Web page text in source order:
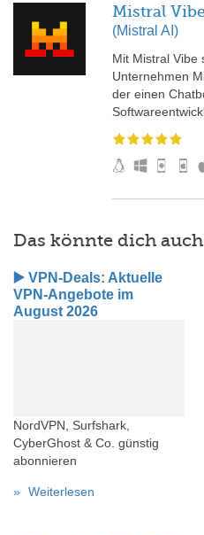
Mistral
(Mistral AI)
Mit Mistral Vibe
Unternehmen
der einen
Das könnte dich
▶️ VPN-Deals: Aktuelle
VPN-Angebote im
August 2026
NordVPN, Surfshark,
CyberGhost & Co. günstig
abonnieren
Weiterlesen